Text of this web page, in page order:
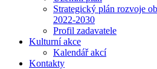
Strategický plán rozvoje
2022-2030
Profil zadavatele
Kulturní akce
Kalendář akcí
Kontakty